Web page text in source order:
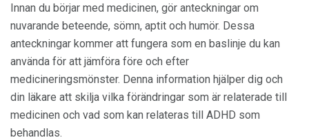
Innan du börjar med medicinen, gör anteckningar om
nuvarande beteende, sömn, aptit och humör. Dessa
anteckningar kommer att fungera som en baslinje du kan
använda för att jämföra före och efter
medicineringsmönster. Denna information hjälper dig och
din läkare att skilja vilka förändringar som är relaterade till
medicinen och vad som kan relateras till ADHD som
behandlas.